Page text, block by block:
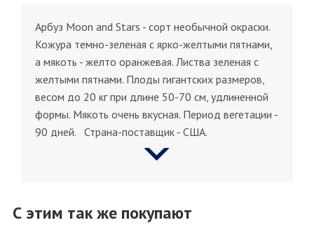
Арбуз Moon and Stars - сорт необычной окраски.
Кожура темно-зеленая с ярко-желтыми пятнами,
а мякоть - желто оранжевая. Листва зеленая с
желтыми пятнами. Плоды гигантских размеров,
весом до 20 кг при длине 50-70 см, удлиненной
формы. Мякоть очень вкусная. Период вегетации -
90 дней. Страна-поставщик - США.
С этим так же покупают